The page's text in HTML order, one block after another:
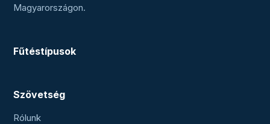
Magyarországon.
Fűtéstípusok
Szövetség
Rólunk